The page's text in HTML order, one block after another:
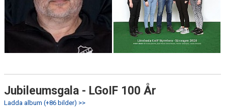
Jubileumsgala - LGoIF 100 År
Ladda album (+86 bilder) >>